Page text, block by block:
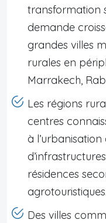
transformation
demande
grandes villes
rurales en
Marrakech,
Les régions
centres
à
résidences
agrotouristiques.
Des villes